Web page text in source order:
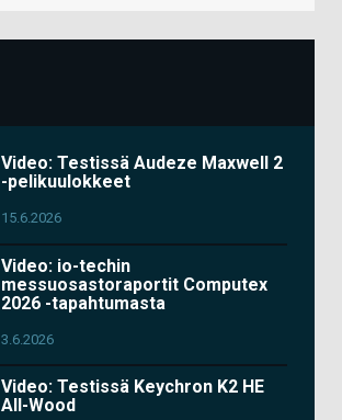
Video: Testissä Audeze Maxwell 2
-pelikuulokkeet
15.6.2026
Video: io-techin
messuosastoraportit Computex
2026 -tapahtumasta
3.6.2026
Video: Testissä Keychron K2 HE
All-Wood